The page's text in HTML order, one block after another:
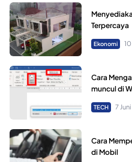
Terpercaya
Ekonomi
Cara
muncul di
TECH 7
Cara
di Mobil